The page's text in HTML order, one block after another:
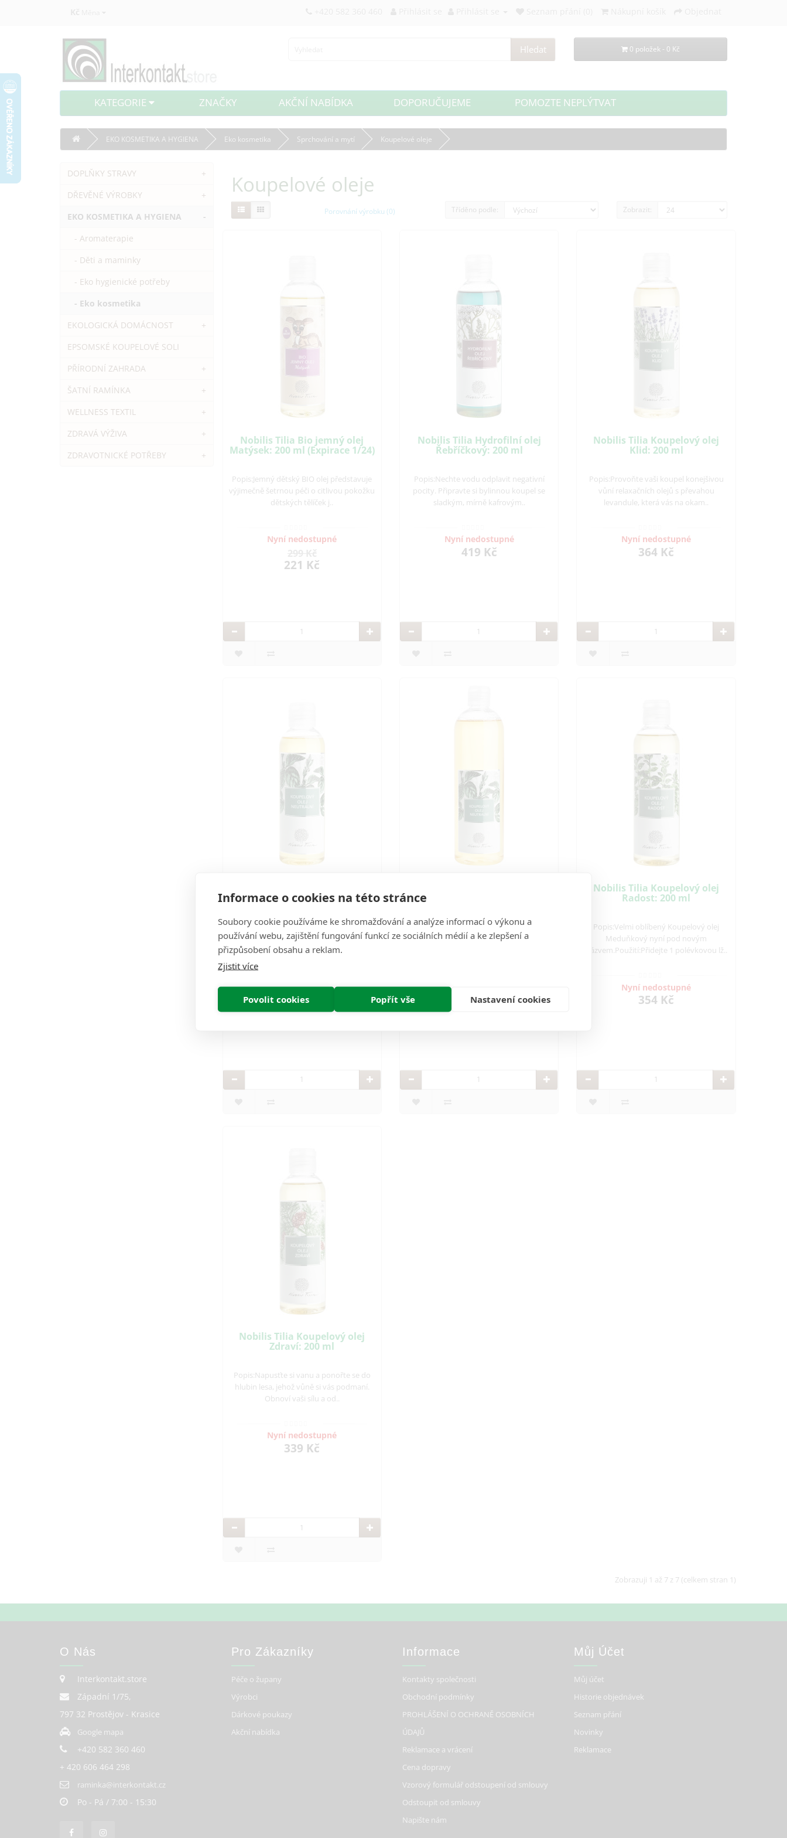
Informace o cookies na této stránce
Soubory cookie používáme ke shromažďování a analýze informací o výkonu a
používání webu, zajištění fungování funkcí ze sociálních médií a ke zlepšení a
přizpůsobení obsahu a reklam.
Zjistit více
Povolit cookies Popřít vše Nastavení cookies
Kč Měna +420 582 360 460 Přihlásit se Přihlásit se Seznam přání (0) Objednat
Hledat 0 položek - 0 Kč
KATEGORIE ZNAČKY AKČNÍ NABÍDKA DOPORUČUJEME POMOZTE NEPLÝTVAT
EKO KOSMETIKA A HYGIENA Eko kosmetika Sprchování a mytí Koupelové oleje
DOPLŇKY STRAVY
+
DŘEVĚNÉ VÝROBKY
+
EKO KOSMETIKA A HYGIENA
-
- Aromaterapie
- Děti a maminky
- Eko hygienické potřeby
- Eko kosmetika
EKOLOGICKÁ DOMÁCNOST
+
EPSOMSKÉ KOUPELOVÉ SOLI
PŘÍRODNÍ ZAHRADA
+
ŠATNÍ RAMÍNKA
+
WELLNESS TEXTIL
+
ZDRAVÁ VÝŽIVA
+
ZDRAVOTNICKÉ POTŘEBY
+
Koupelové oleje
Porovnání výrobku (0) Tříděno podle: Zobrazit:
Nobilis Tilia Bio jemný olej
Matýsek: 200 ml (Expirace 1/24)
Popis:Jemný dětský BIO olej představuje
výjimečně šetrnou péči o citlivou pokožku
dětských tělíček j..
Nyní nedostupné
221 Kč
Nobilis Tilia Hydrofilní olej
Řebříčkový: 200 ml
Popis:Nechte vodu odplavit negativní
pocity. Připravte si bylinnou koupel se
sladkým, mírně kafrovým..
Nyní nedostupné
419 Kč
Nobilis Tilia Koupelový olej
Klid: 200 ml
Popis:Provoňte vaši koupel konejšivou
vůní relaxačních olejů s převahou
levandule, která vás na okam..
Nyní nedostupné
364 Kč
Neutrální: 200 ml
Základ pro osobitý olej dle vašich
představ Povolte uzdu tvořivosti a
naslouchejte potřebám vaše..
Nyní nedostupné
314 Kč
Základ pro osobitý olej dle vašich
představ Povolte uzdu tvořivosti a
Nyní nedostupné
599 Kč
Nobilis Tilia Koupelový olej
Radost: 200 ml
Popis:Velmi oblíbený Koupelový olej
Meduňkový nyní pod novým
názvem.Použití:Přidejte 1 polévkovou lž..
Nyní nedostupné
354 Kč
Nobilis Tilia Koupelový olej
Zdraví: 200 ml
Popis:Napusťte si vanu a ponořte se do
hlubin lesa, jehož vůně si vás podmaní.
Obnoví vaši sílu a od..
Nyní nedostupné
339 Kč
Zobrazuji 1 až 7 z 7 (celkem stran 1)
O Nás
Interkontakt.store
Západní 1/75,
797 32 Prostějov - Krasice
Google mapa
+420 582 360 460
+ 420 606 464 298
raminka@interkontakt.cz
Po - Pá / 7:00 - 15:30
Pro Zákazníky
Péče o župany
Výrobci
Dárkové poukazy
Akční nabídka
Informace
Kontakty společnosti
Obchodní podmínky
PROHLÁŠENÍ O OCHRANĚ OSOBNÍCH
ÚDAJŮ
Reklamace a vrácení
Cena dopravy
Vzorový formulář odstoupení od smlouvy
Odstoupit od smlouvy
Napište nám
Můj Účet
Můj účet
Historie objednávek
Seznam přání
Novinky
Reklamace